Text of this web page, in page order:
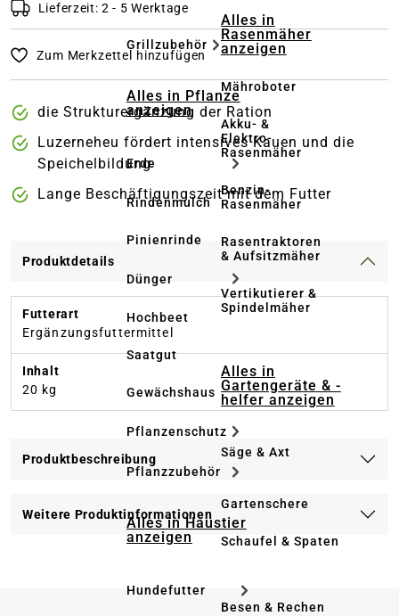
Grillzubehör
Alles in Pflanze
anzeigen
Erde
Rindenmulch
Pinienrinde
Dünger
Hochbeet
Saatgut
Gewächshaus
Pflanzenschutz
Pflanzzubehör
Alles in Haustier
anzeigen
Hundefutter
Alles in
Rasenmäher
anzeigen
Mähroboter
Akku- &
Elektro-
Rasenmäher
Benzin-
Rasenmäher
Rasentraktoren
& Aufsitzmäher
Vertikutierer &
Spindelmäher
Alles in
Gartengeräte & -
helfer anzeigen
Säge & Axt
Gartenschere
Schaufel & Spaten
Besen & Rechen
Lieferzeit: 2 - 5 Werktage
Zum Merkzettel hinzufügen
die Strukturergänzung der Ration
Luzerneheu fördert intensives Kauen und die
Speichelbildung
Lange Beschäftigungszeit mit dem Futter
Produktdetails
Futterart
Ergänzungsfuttermittel
Inhalt
20 kg
Produktbeschreibung
Weitere Produktinformationen